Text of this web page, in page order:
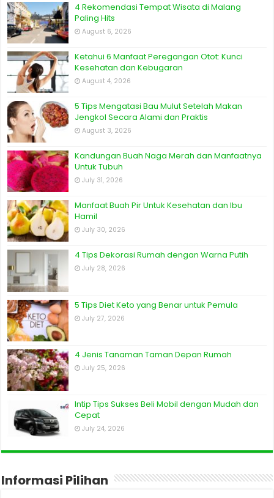
4 Rekomendasi Tempat Wisata di Malang
Paling Hits
August 6, 2026
Ketahui 6 Manfaat Peregangan Otot: Kunci
Kesehatan dan Kebugaran
August 4, 2026
5 Tips Mengatasi Bau Mulut Setelah Makan
Jengkol Secara Alami dan Praktis
August 3, 2026
Kandungan Buah Naga Merah dan Manfaatnya
Untuk Tubuh
July 31, 2026
Manfaat Buah Pir Untuk Kesehatan dan Ibu
Hamil
July 30, 2026
4 Tips Dekorasi Rumah dengan Warna Putih
July 28, 2026
5 Tips Diet Keto yang Benar untuk Pemula
July 27, 2026
4 Jenis Tanaman Taman Depan Rumah
July 25, 2026
Intip Tips Sukses Beli Mobil dengan Mudah dan
Cepat
July 24, 2026
Informasi Pilihan